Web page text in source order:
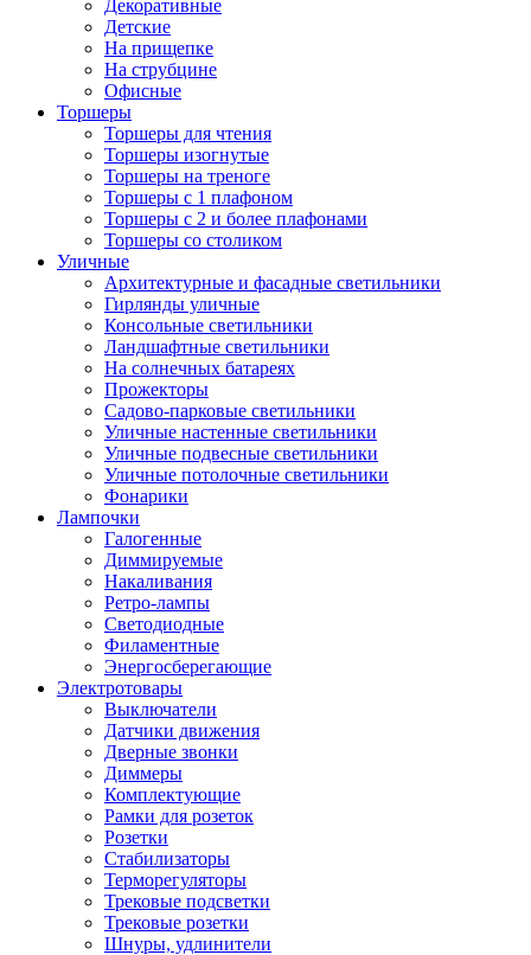
Декоративные
Детские
На прищепке
На струбцине
Офисные
Торшеры
Торшеры для чтения
Торшеры изогнутые
Торшеры на треноге
Торшеры с 1 плафоном
Торшеры с 2 и более плафонами
Торшеры со столиком
Уличные
Архитектурные и фасадные светильники
Гирлянды уличные
Консольные светильники
Ландшафтные светильники
На солнечных батареях
Прожекторы
Садово-парковые светильники
Уличные настенные светильники
Уличные подвесные светильники
Уличные потолочные светильники
Фонарики
Лампочки
Галогенные
Диммируемые
Накаливания
Ретро-лампы
Светодиодные
Филаментные
Энергосберегающие
Электротовары
Выключатели
Датчики движения
Дверные звонки
Диммеры
Комплектующие
Рамки для розеток
Розетки
Стабилизаторы
Терморегуляторы
Трековые подсветки
Трековые розетки
Шнуры, удлинители